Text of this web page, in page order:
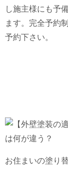
し施主様にも予
ます。完全予約
予約下さい。
お住まいの塗り